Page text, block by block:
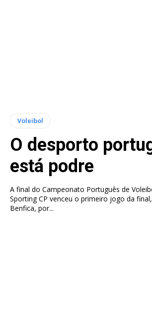
Voleibol
O desporto
está podre
A final do Campeonato Português de
Sporting CP venceu o primeiro jogo da
Benfica, por...